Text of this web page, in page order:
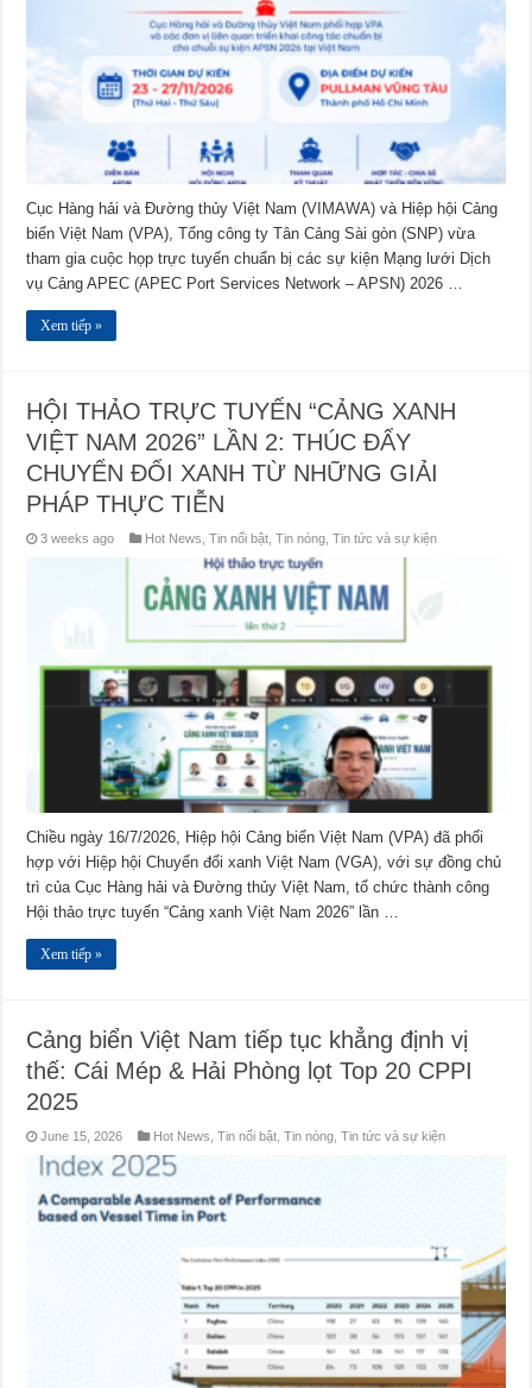
Cục Hàng hải và Đường thủy Việt Nam (VIMAWA) và Hiệp hội Cảng
biển Việt Nam (VPA), Tổng công ty Tân Cảng Sài gòn (SNP) vừa
tham gia cuộc họp trực tuyến chuẩn bị các sự kiện Mạng lưới Dịch
vụ Cảng APEC (APEC Port Services Network – APSN) 2026 …
Xem tiếp »
HỘI THẢO TRỰC TUYẾN “CẢNG XANH
VIỆT NAM 2026” LẦN 2: THÚC ĐẨY
CHUYỂN ĐỔI XANH TỪ NHỮNG GIẢI
PHÁP THỰC TIỄN
3 weeks ago Hot News ,Tin nổi bật ,Tin nóng ,Tin tức và sự kiện
Chiều ngày 16/7/2026, Hiệp hội Cảng biển Việt Nam (VPA) đã phối
hợp với Hiệp hội Chuyển đổi xanh Việt Nam (VGA), với sự đồng chủ
trì của Cục Hàng hải và Đường thủy Việt Nam, tổ chức thành công
Hội thảo trực tuyến “Cảng xanh Việt Nam 2026” lần …
Xem tiếp »
Cảng biển Việt Nam tiếp tục khẳng định vị
thế: Cái Mép & Hải Phòng lọt Top 20 CPPI
2025
June 15, 2026 Hot News ,Tin nổi bật ,Tin nóng ,Tin tức và sự kiện